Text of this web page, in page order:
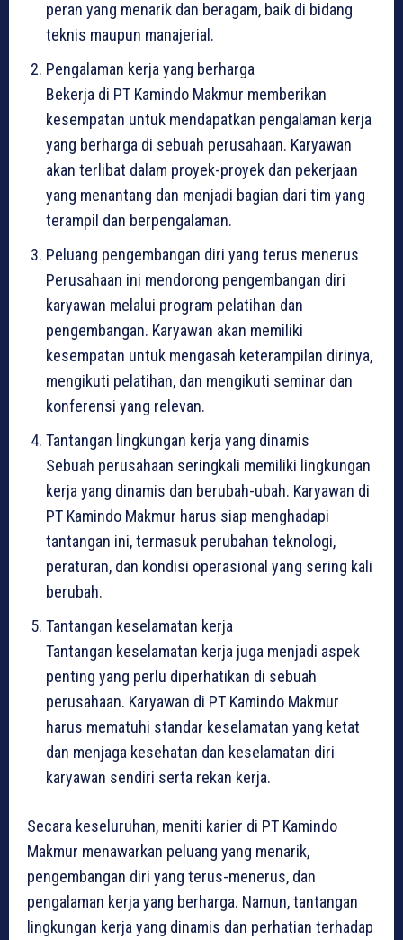
peran yang menarik dan beragam, baik di bidang
teknis maupun manajerial.
Pengalaman kerja yang berharga
Bekerja di PT Kamindo Makmur memberikan
kesempatan untuk mendapatkan pengalaman kerja
yang berharga di sebuah perusahaan. Karyawan
akan terlibat dalam proyek-proyek dan pekerjaan
yang menantang dan menjadi bagian dari tim yang
terampil dan berpengalaman.
Peluang pengembangan diri yang terus menerus
Perusahaan ini mendorong pengembangan diri
karyawan melalui program pelatihan dan
pengembangan. Karyawan akan memiliki
kesempatan untuk mengasah keterampilan dirinya,
mengikuti pelatihan, dan mengikuti seminar dan
konferensi yang relevan.
Tantangan lingkungan kerja yang dinamis
Sebuah perusahaan seringkali memiliki lingkungan
kerja yang dinamis dan berubah-ubah. Karyawan di
PT Kamindo Makmur harus siap menghadapi
tantangan ini, termasuk perubahan teknologi,
peraturan, dan kondisi operasional yang sering kali
berubah.
Tantangan keselamatan kerja
Tantangan keselamatan kerja juga menjadi aspek
penting yang perlu diperhatikan di sebuah
perusahaan. Karyawan di PT Kamindo Makmur
harus mematuhi standar keselamatan yang ketat
dan menjaga kesehatan dan keselamatan diri
karyawan sendiri serta rekan kerja.
Secara keseluruhan, meniti karier di PT Kamindo
Makmur menawarkan peluang yang menarik,
pengembangan diri yang terus-menerus, dan
pengalaman kerja yang berharga. Namun, tantangan
lingkungan kerja yang dinamis dan perhatian terhadap